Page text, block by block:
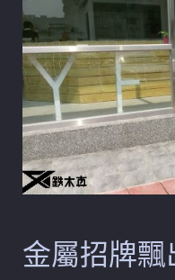
金屬招牌